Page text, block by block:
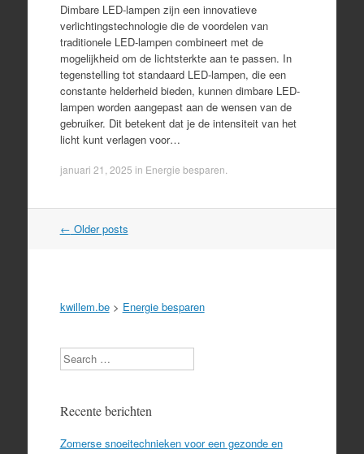
Dimbare LED-lampen zijn een innovatieve
verlichtingstechnologie die de voordelen van
traditionele LED-lampen combineert met de
mogelijkheid om de lichtsterkte aan te passen. In
tegenstelling tot standaard LED-lampen, die een
constante helderheid bieden, kunnen dimbare LED-
lampen worden aangepast aan de wensen van de
gebruiker. Dit betekent dat je de intensiteit van het
licht kunt verlagen voor…
januari 21, 2025 in Energie besparen
Post
← Older posts
kwillem.be> Energie besparen
Search
Recente berichten
Zomerse snoeitechnieken voor een gezonde en